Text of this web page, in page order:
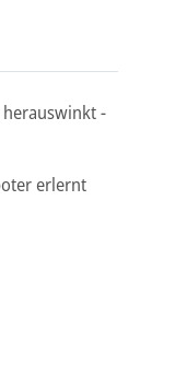
-
erlernt